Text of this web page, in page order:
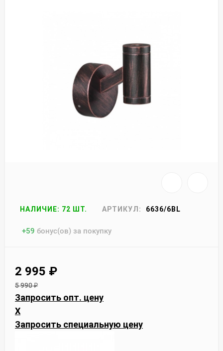
НАЛИЧИЕ: 72 ШТ. АРТИКУЛ: 6636/6BL
+59 бонус(ов) за покупку
2 995 ₽
5 990₽
Запросить опт. цену
X
Запросить специальную цену